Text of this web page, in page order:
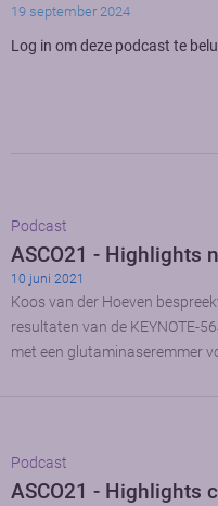
19 september 2024
Log in om deze podcast te
Podcast
ASCO21 - Highlights
10 juni 2021
Koos van der Hoeven
resultaten van de KEYNOTE-
met een glutaminaseremmer
Podcast
ASCO21 - Highlights